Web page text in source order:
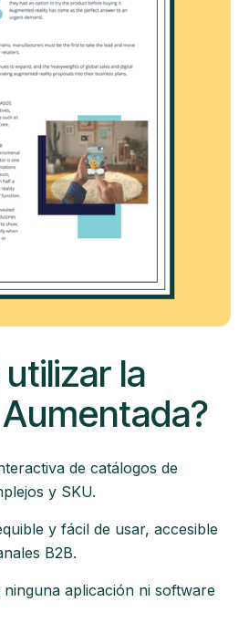
la
de catálogos de
y SKU.
y fácil de usar, accesible
B2B.
ninguna aplicación ni software